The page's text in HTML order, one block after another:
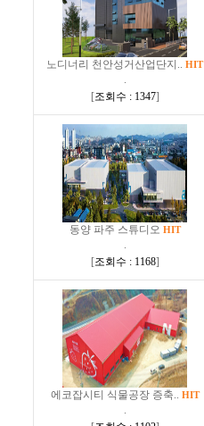
노디너리 천안성거산업단지.. HIT
.
[조회수 : 1347]
동양 파주 스튜디오 HIT
.
[조회수 : 1168]
에코잡시티 식물공장 증축.. HIT
.